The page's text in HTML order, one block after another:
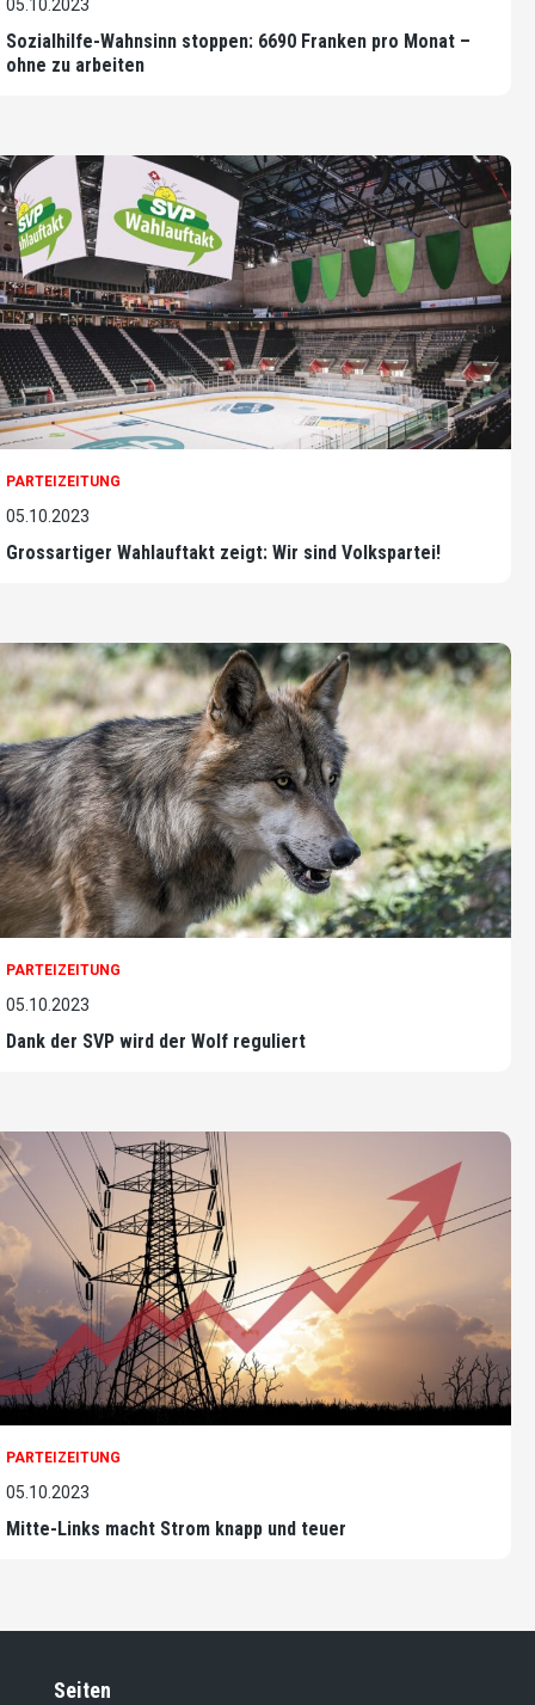
05.10.2023
Sozialhilfe-Wahnsinn stoppen: 6690 Franken pro Monat –
ohne zu arbeiten
PARTEIZEITUNG
05.10.2023
Grossartiger Wahlauftakt zeigt: Wir sind Volkspartei!
PARTEIZEITUNG
05.10.2023
Dank der SVP wird der Wolf reguliert
PARTEIZEITUNG
05.10.2023
Mitte-Links macht Strom knapp und teuer
Seiten